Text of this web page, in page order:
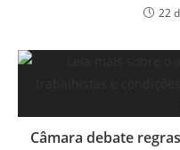
22
Câmara debate